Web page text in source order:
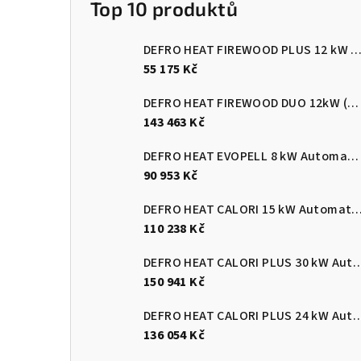
Top 10 produktů
DEFRO HEAT FIREWOOD PLUS 12 kW Kotel na dřevo s ručním přikládáním
55 175 Kč
DEFRO HEAT FIREWOOD DUO 12kW (pelety/dřevo)
143 463 Kč
DEFRO HEAT EVOPELL 8 kW Automatický kotel na pelety
90 953 Kč
DEFRO HEAT CALORI 15 kW Automatický kotel na pelety
110 238 Kč
DEFRO HEAT CALORI
150 941 Kč
DEFRO HEAT CALORI
136 054 Kč